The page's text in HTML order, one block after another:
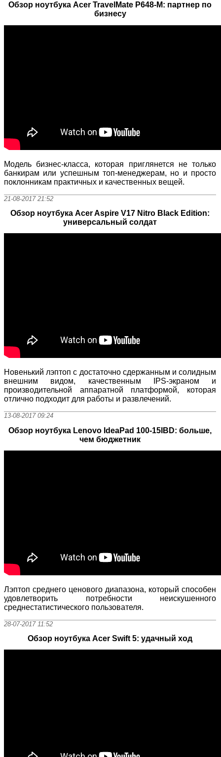
Обзор ноутбука Acer TravelMate P648-M: партнер по
бизнесу
Модель бизнес-класса, которая приглянется не только
банкирам или успешным топ-менеджерам, но и просто
поклонникам практичных и качественных вещей.
21-08-2017 21:52
Обзор ноутбука Acer Aspire V17 Nitro Black Edition:
универсальный солдат
Новенький лэптоп с достаточно сдержанным и солидным
внешним видом, качественным IPS-экраном и
производительной аппаратной платформой, которая
отлично подходит для работы и развлечений.
13-08-2017 09:24
Обзор ноутбука Lenovo IdeaPad 100-15IBD: больше,
чем бюджетник
Лэптоп среднего ценового диапазона, который способен
удовлетворить потребности неискушенного
среднестатистического пользователя.
28-07-2017 11:52
Обзор ноутбука Acer Swift 5: удачный ход